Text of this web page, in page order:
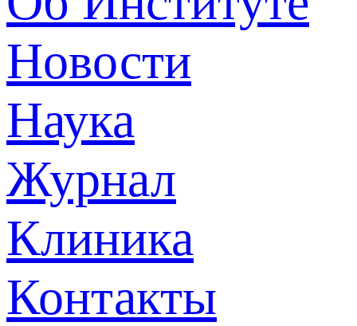
Новости
Наука
Журнал
Клиника
Контакты